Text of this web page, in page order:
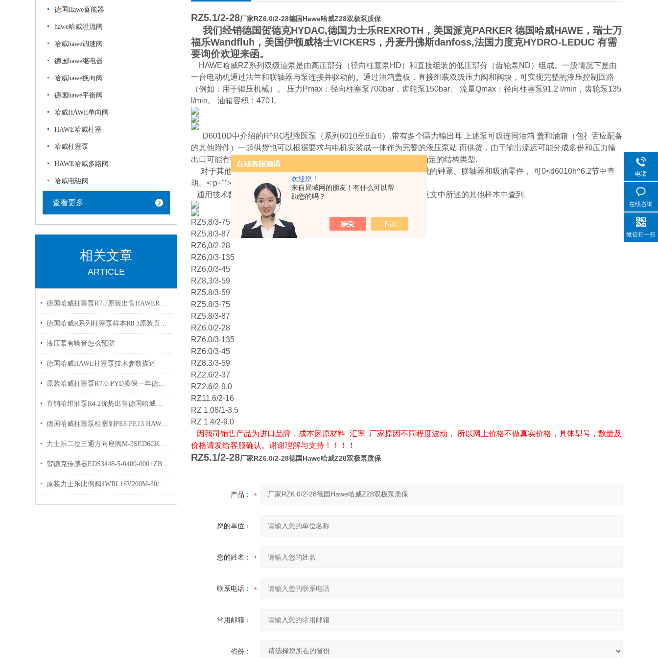
欢迎您！
来自局域网的朋友！有什么可以帮
助您的吗？
德国Hawe蓄能器
hawe哈威溢流阀
哈威hawe调速阀
德国hawe继电器
哈威hawe换向阀
德国hawe平衡阀
哈威HAWE单向阀
HAWE哈威柱塞
哈威柱塞泵
HAWE哈威多路阀
哈威电磁阀
查看更多
相关文章
ARTICLE
德国哈威柱塞泵R7.7原装出售HAWER5.6A R 5.8
德国哈威R系列柱塞泵样本R8.3原装直销出售
液压泵有噪音怎么预防
德国哈威HAWE柱塞泵技术参数描述
原装哈威柱塞泵R7.0-PYD质保一年德国haweR6.4 R6.9
直销哈维油泵R4.2优势出售德国哈威柱塞泵
德国哈威柱塞泵柱塞副PE8 PE13 HAWE性能介绍
力士乐二位三通方向座阀M-3SED6CK1X/350CG24N9K4现货
贺德克传感器EDS3448-5-0400-000+ZBE08+ZBM3000HYDAC现货库存
原装力士乐比例阀4WRL16V200M-30/G24Z4/Mrexroth样本
RZ5.1/2-28厂家RZ6.0/2-28德国Hawe哈威Z28双极泵质保
我们经销德国贺德克HYDAC,德国力士乐REXROTH，美国派克PARKER 德国哈威HAWE，瑞士万
福乐Wandfluh，美国伊顿威格士VICKERS，丹麦丹佛斯danfoss,法国力度克HYDRO-LEDUC 有需
要询价欢迎来函。
HAWE哈威RZ系列双级油泵是由高压部分（径向柱塞泵HD）和直接组装的低压部分（齿轮泵ND）组成。一般情况下是由
一台电动机通过法兰和联轴器与泵连接并驱动的。通过油箱盖板，直接组装双级压力阀和阀块，可实现完整的液压控制回路
（例如：用于锻压机械）。 压力Pmax：径向柱塞泵700bar，齿轮泵150bar。 流量Qmax：径向柱塞泵91.2 l/min，齿轮泵135
l/min。 油箱容积：470 l。
D6010D中介绍的R^RG型液医泵（系列6010至6血6）,带有多个區力輸出耳 上述泵可叹连同油箱 盖和油箱（包扌舌应配备
的其他附件）一起供货也可以根据要求与电机安裟成一体作为完誓的液压泵站 而供货，由于输出流运可能分成多份和压力输
出口可能冇数个（见1）6012），液压泵站在设计上,仅 能提供某种确定的结构类型.
对于其他的组合方式，相应的油箱、箱盖和附件胃自行加工.所装毗的钟罩、朕轴器和吸油零件， 可0<d6010h^6.2节中查
胡。< p="">
通用技术数据和后文中未提到的有关数据，可以从1）6 01 （）以及文中所述的其他样本中查到.
RZ5,8/3-75
RZ5,8/3-87
RZ6,0/2-28
RZ6,0/3-135
RZ6,0/3-45
RZ8,3/3-59
RZ5.8/3-59
RZ5.8/3-75
RZ5.8/3-87
RZ6.0/2-28
RZ6.0/3-135
RZ6.0/3-45
RZ8.3/3-59
RZ2.6/2-37
RZ2.6/2-9.0
RZ11.6/2-16
RZ 1.08/1-3.5
RZ 1.4/2-9.0
因我司销售产品为进口品牌，成本因原材料 汇率 厂家原因不同程度波动， 所以网上价格不做真实价格，具体型号，数量及
价格请发给客服确认。谢谢理解与支持！！！！
RZ5.1/2-28厂家RZ6.0/2-28德国Hawe哈威Z28双极泵质保
产品：
您的单位：
您的姓名：
联系电话：
常用邮箱：
省份：
电话
在线咨询
微信扫一扫